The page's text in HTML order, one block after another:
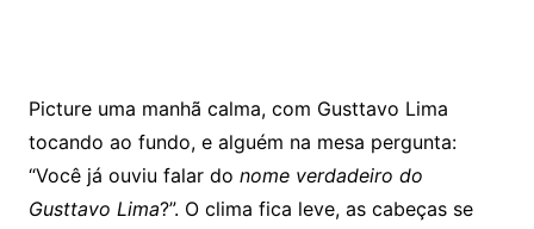
Picture uma manhã calma, com Gusttavo Lima
tocando ao fundo, e alguém na mesa pergunta:
“Você já ouviu falar do nome verdadeiro do
Gusttavo Lima?”. O clima fica leve, as cabeças se